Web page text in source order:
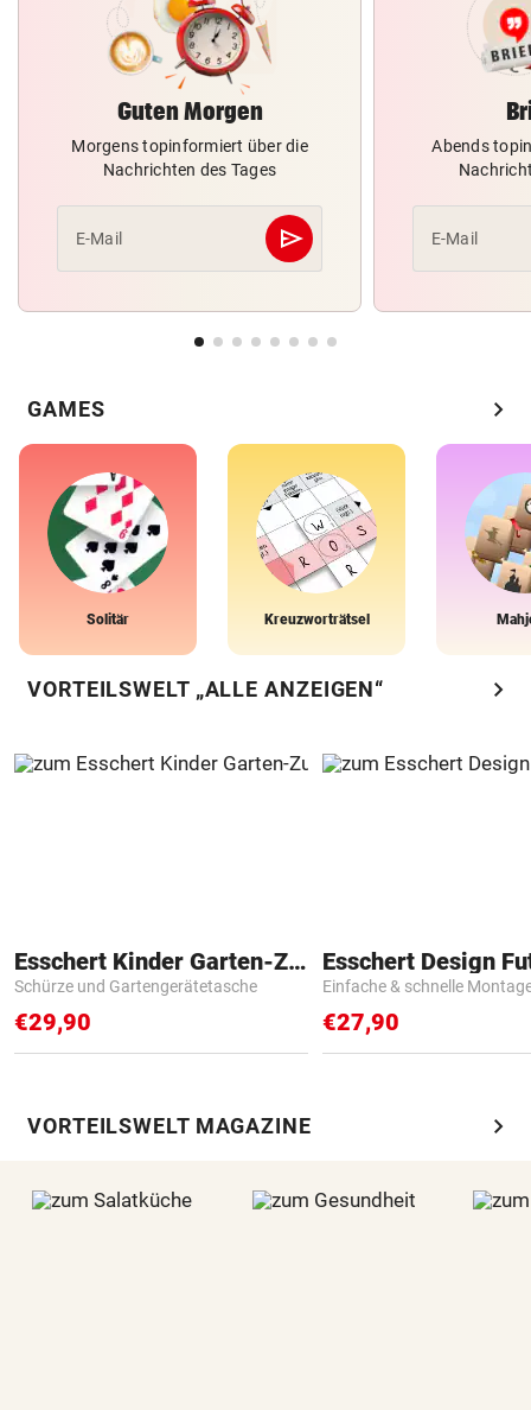
Guten Morgen
Morgens topinformiert über die
Nachrichten des Tages
E-Mail send
Abschicken
Abends
E-Mail
GAMES chevron_right
Solitär Kreuzworträtsel
VORTEILSWELT „ALLE ANZEIGEN“ chevron_right
Esschert Kinder Garten-Zubehör
Schürze und Gartengerätetasche
€29,90
Einfache & schnelle
€27,90
VORTEILSWELT MAGAZINE chevron_right